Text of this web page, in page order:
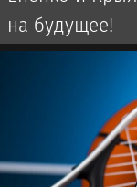
на будущее!